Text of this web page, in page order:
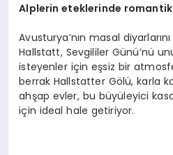
Alplerin eteklerinde romantik
Avusturya’nın masal
Hallstatt, Sevgililer Günü’nü
isteyenler için eşsiz bir
berrak Hallstatter Gölü, karla
ahşap evler, bu büyüleyici
için ideal hale getiriyor.